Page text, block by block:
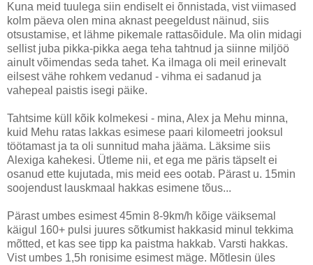
Kuna meid tuulega siin endiselt ei õnnistada, vist viimased
kolm päeva olen mina aknast peegeldust näinud, siis
otsustamise, et lähme pikemale rattasõidule. Ma olin midagi
sellist juba pikka-pikka aega teha tahtnud ja siinne miljöö
ainult võimendas seda tahet. Ka ilmaga oli meil erinevalt
eilsest vähe rohkem vedanud - vihma ei sadanud ja
vahepeal paistis isegi päike.
Tahtsime küll kõik kolmekesi - mina, Alex ja Mehu minna,
kuid Mehu ratas lakkas esimese paari kilomeetri jooksul
töötamast ja ta oli sunnitud maha jääma. Läksime siis
Alexiga kahekesi. Ütleme nii, et ega me päris täpselt ei
osanud ette kujutada, mis meid ees ootab. Pärast u. 15min
soojendust lauskmaal hakkas esimene tõus...
Pärast umbes esimest 45min 8-9km/h kõige väiksemal
käigul 160+ pulsi juures sõtkumist hakkasid minul tekkima
mõtted, et kas see tipp ka paistma hakkab. Varsti hakkas.
Vist umbes 1,5h ronisime esimest mäge. Mõtlesin üles